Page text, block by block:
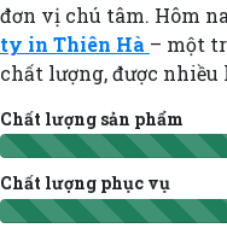
đơn vị chú tâm. Hôm
ty in Thiên Hà – một
chất lượng, được nhiều
Chất lượng sản phẩm
Chất lượng phục vụ